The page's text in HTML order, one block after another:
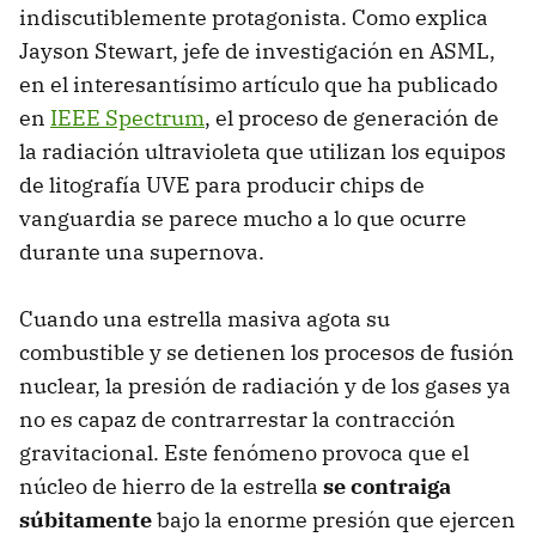
indiscutiblemente protagonista. Como explica
Jayson Stewart, jefe de investigación en ASML,
en el interesantísimo artículo que ha publicado
en IEEE Spectrum, el proceso de generación de
la radiación ultravioleta que utilizan los equipos
de litografía UVE para producir chips de
vanguardia se parece mucho a lo que ocurre
durante una supernova.
Cuando una estrella masiva agota su
combustible y se detienen los procesos de fusión
nuclear, la presión de radiación y de los gases ya
no es capaz de contrarrestar la contracción
gravitacional. Este fenómeno provoca que el
núcleo de hierro de la estrella se contraiga
súbitamentebajo la enorme presión que ejercen